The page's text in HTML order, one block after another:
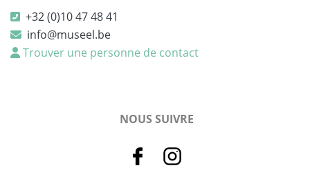
+32 (0)10 47 48 41
info@museel.be
Trouver une personne de contact
NOUS SUIVRE